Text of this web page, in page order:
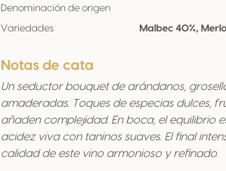
Denominación de origen
Variedades Malbec 40%,
Notas de cata
Un seductor bouquet de arándanos,
amaderadas. Toques de especias dulces,
añaden complejidad. En boca, el equilibrio
acidez viva con taninos suaves. El final
calidad de este vino armonioso y refinado.